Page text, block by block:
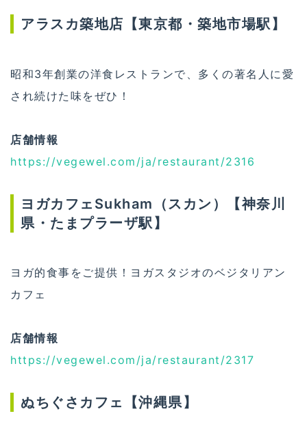
アラスカ築地店【東京都・築地市場駅】
昭和3年創業の洋食レストランで、多くの著名人に愛
され続けた味をぜひ！
店舗情報
https://vegewel.com/ja/restaurant/2316
ヨガカフェSukham（スカン）【神奈川
県・たまプラーザ駅】
ヨガ的食事をご提供！ヨガスタジオのベジタリアン
カフェ
店舗情報
https://vegewel.com/ja/restaurant/2317
ぬちぐさカフェ【沖縄県】